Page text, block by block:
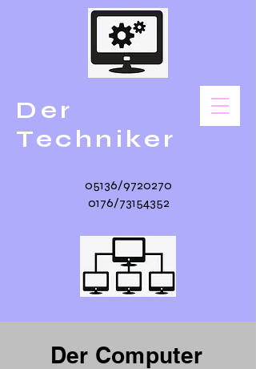
Der
Techniker
05136/9720270
0176/73154352
Der Computer